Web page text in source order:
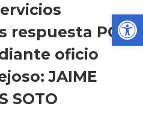
respuesta PQR
oficio
JAIME
SOTO